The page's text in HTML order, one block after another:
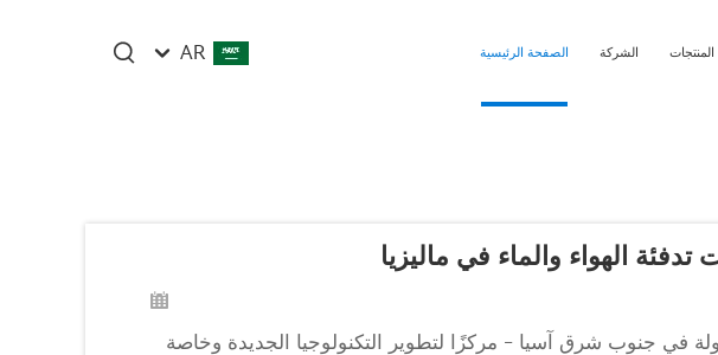
الصفحة الرئيسية الشركة المنتجات AR
في جنوب شرق آسيا - مركزًا لتطوير التكنولوجيا الجديدة وخاصة